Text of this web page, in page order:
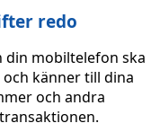
redo
mobiltelefon ska
känner till dina
och andra